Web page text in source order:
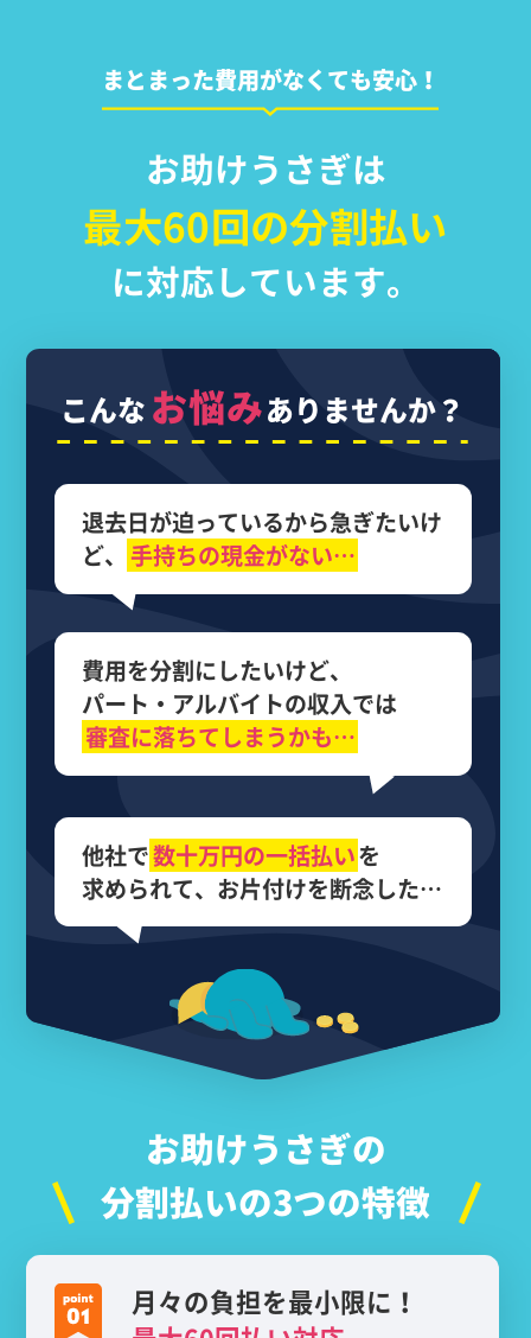
まとまった費用がなくても安心！
お助けうさぎは
最大60回の分割払い
に対応しています。
こんなお悩みありませんか？
退去日が迫っているから急ぎたいけ
ど、 手持ちの現金がない…
費用を分割にしたいけど、
パート・アルバイトの収入では
審査に落ちてしまうかも…
他社で数十万円の一括払いを
求められて、 お片付けを断念した…
お助けうさぎの
分割払いの3つの特徴
月々の負担を最小限に！